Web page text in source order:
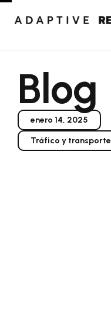
Blog
enero 14, 2025
Tráfico y transporte